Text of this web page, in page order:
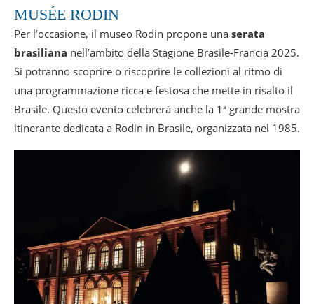
MUSÉE RODIN
Per l’occasione, il museo Rodin propone una serata
brasiliana nell’ambito della Stagione Brasile-Francia 2025.
Si potranno scoprire o riscoprire le collezioni al ritmo di
una programmazione ricca e festosa che mette in risalto il
Brasile. Questo evento celebrerà anche la 1ª grande mostra
itinerante dedicata a Rodin in Brasile, organizzata nel 1985.